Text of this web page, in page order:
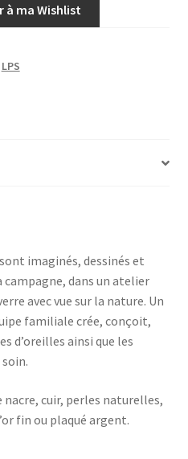
à ma Wishlist
LPS
imaginés, dessinés et
campagne, dans un atelier
avec vue sur la nature. Un
familiale crée, conçoit,
d’oreilles ainsi que les
nacre, cuir, perles naturelles,
fin ou plaqué argent.